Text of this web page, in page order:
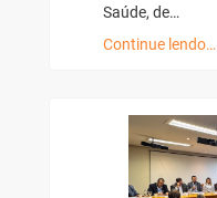
Saúde, de…
Continue lendo…